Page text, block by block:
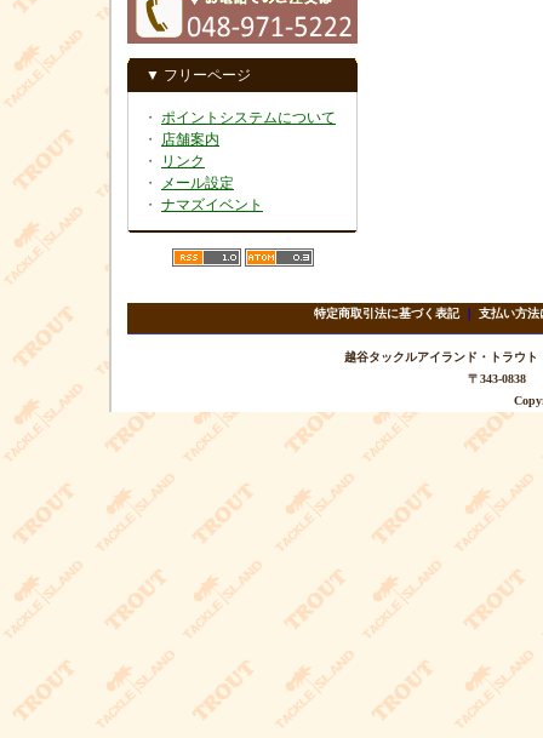
▼ フリーページ
・ ポイントシステムについて
・ 店舗案内
・
リンク
・
メール設定
・ ナマズイベント
特定商取引法に基づく表記｜ 支払い方法
越谷タックルアイランド・トラ
〒343-0838